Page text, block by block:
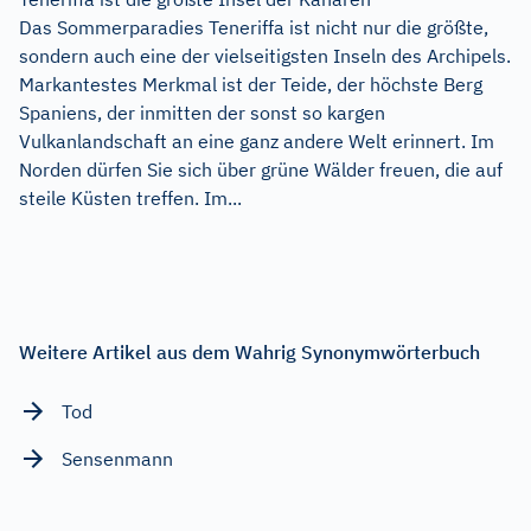
Das Sommerparadies Teneriffa ist nicht nur die größte,
sondern auch eine der vielseitigsten Inseln des Archipels.
Markantestes Merkmal ist der Teide, der höchste Berg
Spaniens, der inmitten der sonst so kargen
Vulkanlandschaft an eine ganz andere Welt erinnert. Im
Norden dürfen Sie sich über grüne Wälder freuen, die auf
steile Küsten treffen. Im...
Weitere Artikel aus dem Wahrig Synonymwörterbuch
Tod
Sensenmann